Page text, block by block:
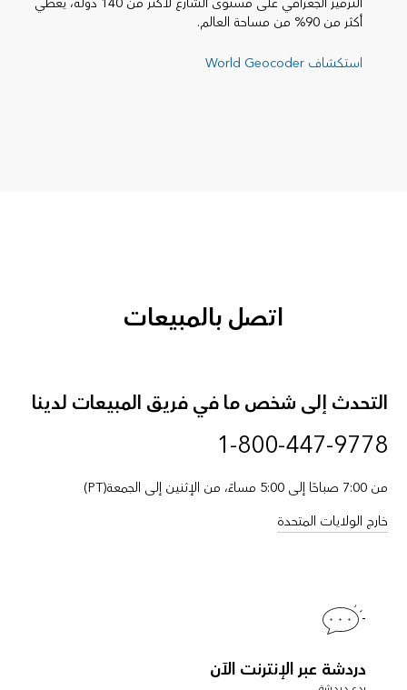
أكثر من 90% من مساحة العالم.
استكشاف World Geocoder
اتصل بالمبيعات
التحدث إلى شخص ما في فريق المبيعات لدينا
1-800-447-9778
من 7:00 صباحًا إلى 5:00 مساءً، من الإثنين إلى الجمعة(PT)
خارج الولايات المتحدة
دردشة عبر الإنترنت الآن